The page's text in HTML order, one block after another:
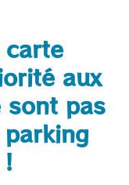
aux
sont pas